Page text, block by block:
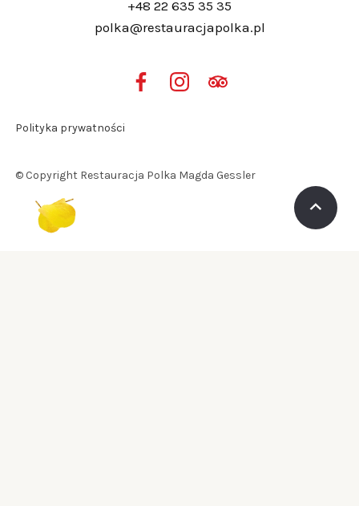
+48 22 635 35 35
polka@restauracjapolka.pl
© Copyright Restauracja Polka Magda Gessler
Polityka prywatności